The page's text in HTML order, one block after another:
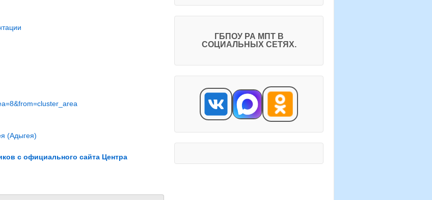
(Адыгея)
с официального сайта Центра
ГБПОУ РА МПТ В
СОЦИАЛЬНЫХ СЕТЯХ.